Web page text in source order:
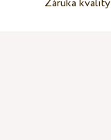
Záruka kvality